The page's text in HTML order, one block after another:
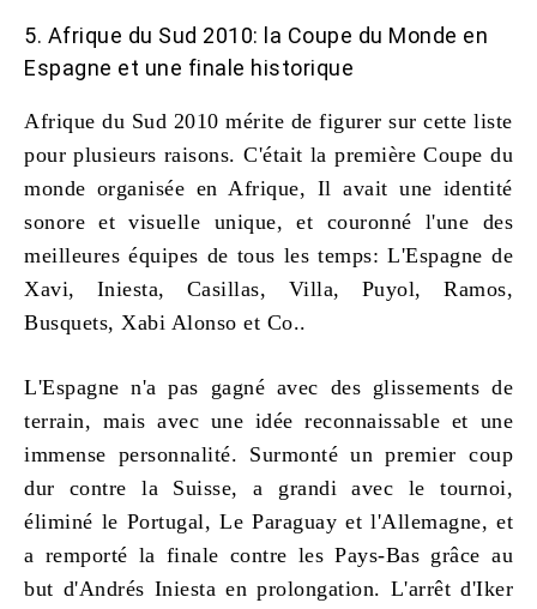
5. Afrique du Sud 2010: la Coupe du Monde en
Espagne et une finale historique
Afrique du Sud 2010 mérite de figurer sur cette liste
pour plusieurs raisons. C'était la première Coupe du
monde organisée en Afrique, Il avait une identité
sonore et visuelle unique, et couronné l'une des
meilleures équipes de tous les temps: L'Espagne de
Xavi, Iniesta, Casillas, Villa, Puyol, Ramos,
Busquets, Xabi Alonso et Co..
L'Espagne n'a pas gagné avec des glissements de
terrain, mais avec une idée reconnaissable et une
immense personnalité. Surmonté un premier coup
dur contre la Suisse, a grandi avec le tournoi,
éliminé le Portugal, Le Paraguay et l'Allemagne, et
a remporté la finale contre les Pays-Bas grâce au
but d'Andrés Iniesta en prolongation. L'arrêt d'Iker